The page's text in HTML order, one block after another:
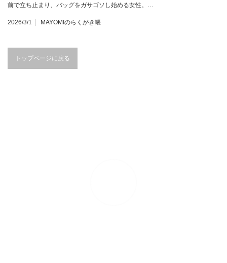
前で立ち止まり、バッグをガサゴソし始める女性。…
2026/3/1 MAYOMIのらくがき帳
トップページに戻る